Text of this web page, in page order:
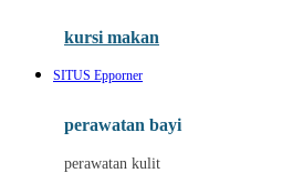
Leclerc
Lee Vierra
Lillebaby
Little Bird Told Me
kursi makan
SITUS Epporner
perawatan bayi
perawatan kulit